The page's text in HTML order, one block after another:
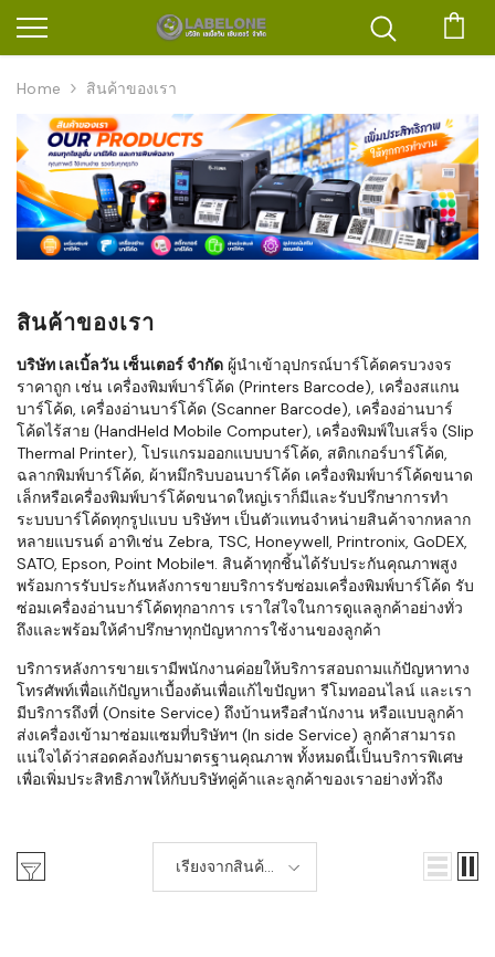
Home สินค้าของเรา
สินค้าของเรา
บริษัท เลเบิ้ลวัน เซ็นเตอร์ จำกัด ผู้นำเข้าอุปกรณ์บาร์โค้ดครบวงจร
ราคาถูก เช่น เครื่องพิมพ์บาร์โค้ด (Printers Barcode), เครื่องสแกน
บาร์โค้ด, เครื่องอ่านบาร์โค้ด (Scanner Barcode), เครื่องอ่านบาร์
โค้ดไร้สาย (HandHeld Mobile Computer), เครื่องพิมพ์ใบเสร็จ (Slip
Thermal Printer), โปรแกรมออกแบบบาร์โค้ด, สติกเกอร์บาร์โค้ด,
ฉลากพิมพ์บาร์โค้ด, ผ้าหมึกริบบอนบาร์โค้ด เครื่องพิมพ์บาร์โค้ดขนาด
เล็กหรือเครื่องพิมพ์บาร์โค้ดขนาดใหญ่เราก็มีและรับปรึกษาการทำ
ระบบบาร์โค้ดทุกรูปแบบ บริษัทฯ เป็นตัวแทนจำหน่ายสินค้าจากหลาก
หลายแบรนด์ อาทิเช่น Zebra, TSC, Honeywell, Printronix, GoDEX,
SATO, Epson, Point Mobileฯ. สินค้าทุกชิ้นได้รับประกันคุณภาพสูง
พร้อมการรับประกันหลังการขายบริการรับซ่อมเครื่องพิมพ์บาร์โค้ด รับ
ซ่อมเครื่องอ่านบาร์โค้ดทุกอาการ เราใส่ใจในการดูแลลูกค้าอย่างทั่ว
ถึงและพร้อมให้คำปรึกษาทุกปัญหาการใช้งานของลูกค้า
บริการหลังการขายเรามีพนักงานค่อยให้บริการสอบถามแก้ปัญหาทาง
โทรศัพท์เพื่อแก้ปัญหาเบื้องต้นเพื่อแก้ไขปัญหา รีโมทออนไลน์ และเรา
มีบริการถึงที่ (Onsite Service) ถึงบ้านหรือสำนักงาน หรือแบบลูกค้า
ส่งเครื่องเข้ามาซ่อมแซมที่บริษัทฯ (In side Service) ลูกค้าสามารถ
แน่ใจได้ว่าสอดคล้องกับมาตรฐานคุณภาพ ทั้งหมดนี้เป็นบริการพิเศษ
เพื่อเพิ่มประสิทธิภาพให้กับบริษัทคู่ค้าและลูกค้าของเราอย่างทั่วถึง
เรียงจากสินค้า
ใหม่-เก่า